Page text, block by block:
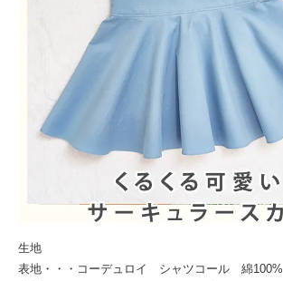
生地
表地・・・コーデュロイ シャツコール 綿100%